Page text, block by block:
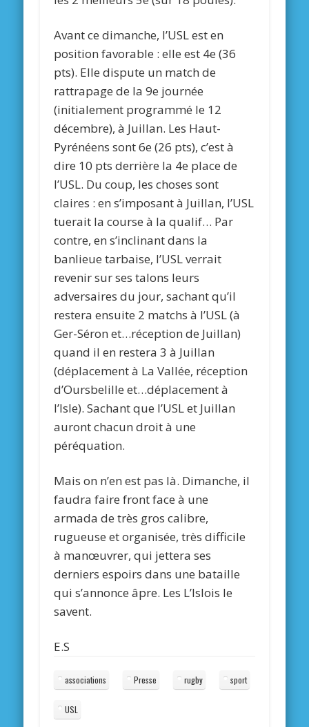
Avant ce dimanche, l’USL est en
position favorable : elle est 4e (36
pts). Elle dispute un match de
rattrapage de la 9e journée
(initialement programmé le 12
décembre), à Juillan. Les Haut-
Pyrénéens sont 6e (26 pts), c’est à
dire 10 pts derrière la 4e place de
l’USL. Du coup, les choses sont
claires : en s’imposant à Juillan, l’USL
tuerait la course à la qualif… Par
contre, en s’inclinant dans la
banlieue tarbaise, l’USL verrait
revenir sur ses talons leurs
adversaires du jour, sachant qu’il
restera ensuite 2 matchs à l’USL (à
Ger-Séron et…réception de Juillan)
quand il en restera 3 à Juillan
(déplacement à La Vallée, réception
d’Oursbelille et…déplacement à
l’Isle). Sachant que l’USL et Juillan
auront chacun droit à une
péréquation.
Mais on n’en est pas là. Dimanche, il
faudra faire front face à une
armada de très gros calibre,
rugueuse et organisée, très difficile
à manœuvrer, qui jettera ses
derniers espoirs dans une bataille
qui s’annonce âpre. Les L’Islois le
savent.
E.S
associations Presse rugby sport
USL